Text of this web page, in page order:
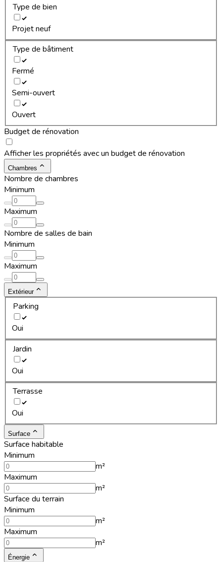
Type de bien
Projet neuf
Type de bâtiment
Fermé
Semi-ouvert
Ouvert
Budget de rénovation
Afficher les propriétés avec un budget de rénovation
Chambres
Nombre de chambres
Minimum
Maximum
Nombre de salles de bain
Minimum
Maximum
Extérieur
Parking
Oui
Jardin
Oui
Terrasse
Oui
Surface
Surface habitable
Minimum
m²
Maximum
m²
Surface du terrain
Minimum
m²
Maximum
m²
Énergie